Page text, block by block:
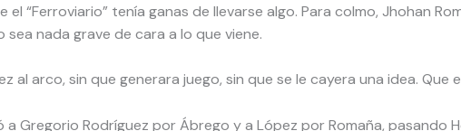
“Ferroviario” tenía ganas de llevarse algo. Para colmo, Jhohan
nada grave de cara a lo que viene.
al arco, sin que generara juego, sin que se le cayera una idea.
Gregorio Rodríguez por Ábrego y a López por Romaña, pasando